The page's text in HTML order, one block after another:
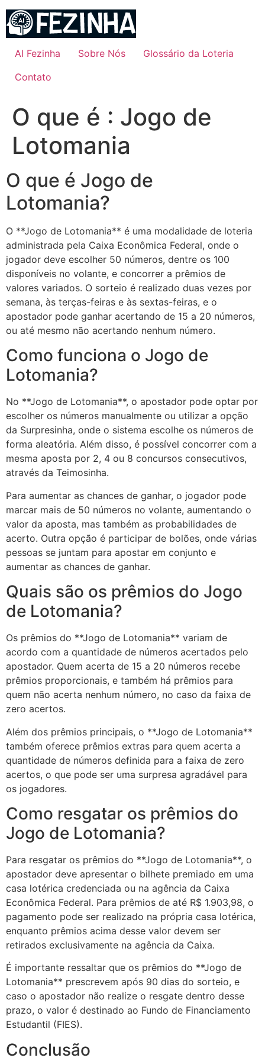
para
conteúdo
AI Fezinha Sobre Nós
Glossário da Loteria
Contato
O que é : Jogo de
Lotomania
O que é Jogo de
Lotomania?
O **Jogo de Lotomania** é uma modalidade de loteria
administrada pela Caixa Econômica Federal, onde o
jogador deve escolher 50 números, dentre os 100
disponíveis no volante, e concorrer a prêmios de
valores variados. O sorteio é realizado duas vezes por
semana, às terças-feiras e às sextas-feiras, e o
apostador pode ganhar acertando de 15 a 20 números,
ou até mesmo não acertando nenhum número.
Como funciona o Jogo de
Lotomania?
No **Jogo de Lotomania**, o apostador pode optar por
escolher os números manualmente ou utilizar a opção
da Surpresinha, onde o sistema escolhe os números de
forma aleatória. Além disso, é possível concorrer com a
mesma aposta por 2, 4 ou 8 concursos consecutivos,
através da Teimosinha.
Para aumentar as chances de ganhar, o jogador pode
marcar mais de 50 números no volante, aumentando o
valor da aposta, mas também as probabilidades de
acerto. Outra opção é participar de bolões, onde várias
pessoas se juntam para apostar em conjunto e
aumentar as chances de ganhar.
Quais são os prêmios do Jogo
de Lotomania?
Os prêmios do **Jogo de Lotomania** variam de
acordo com a quantidade de números acertados pelo
apostador. Quem acerta de 15 a 20 números recebe
prêmios proporcionais, e também há prêmios para
quem não acerta nenhum número, no caso da faixa de
zero acertos.
Além dos prêmios principais, o **Jogo de Lotomania**
também oferece prêmios extras para quem acerta a
quantidade de números definida para a faixa de zero
acertos, o que pode ser uma surpresa agradável para
os jogadores.
Como resgatar os prêmios do
Jogo de Lotomania?
Para resgatar os prêmios do **Jogo de Lotomania**, o
apostador deve apresentar o bilhete premiado em uma
casa lotérica credenciada ou na agência da Caixa
Econômica Federal. Para prêmios de até R$ 1.903,98, o
pagamento pode ser realizado na própria casa lotérica,
enquanto prêmios acima desse valor devem ser
retirados exclusivamente na agência da Caixa.
É importante ressaltar que os prêmios do **Jogo de
Lotomania** prescrevem após 90 dias do sorteio, e
caso o apostador não realize o resgate dentro desse
prazo, o valor é destinado ao Fundo de Financiamento
Estudantil (FIES).
Conclusão